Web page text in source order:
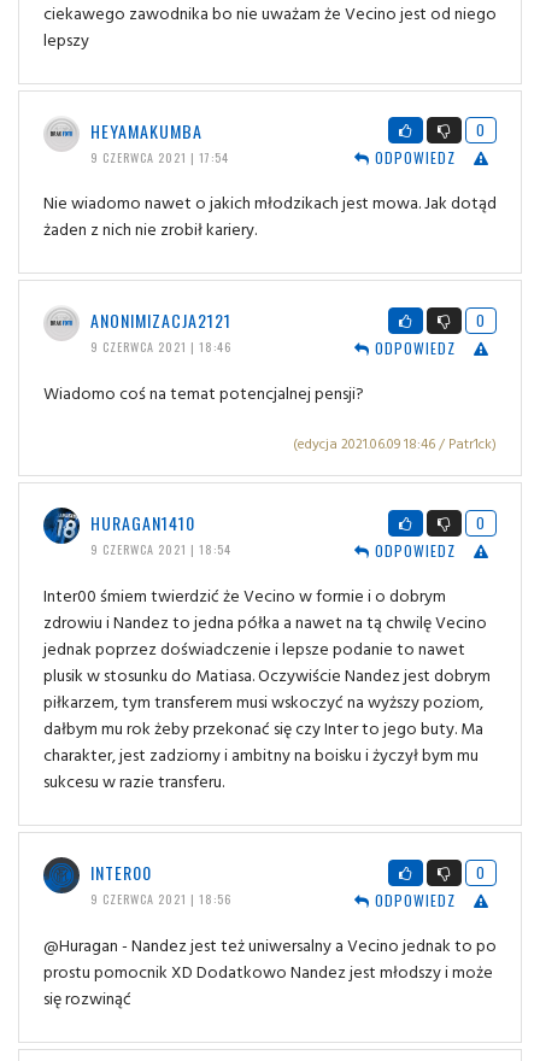
ciekawego zawodnika bo nie uważam że Vecino jest od niego
lepszy
HEYAMAKUMBA
9 CZERWCA 2021 | 17:54
0
ODPOWIEDZ
Nie wiadomo nawet o jakich młodzikach jest mowa. Jak dotąd
żaden z nich nie zrobił kariery.
ANONIMIZACJA2121
9 CZERWCA 2021 | 18:46
0
ODPOWIEDZ
Wiadomo coś na temat potencjalnej pensji?
(edycja 2021.06.09 18:46 / Patr1ck)
HURAGAN1410
9 CZERWCA 2021 | 18:54
0
ODPOWIEDZ
Inter00 śmiem twierdzić że Vecino w formie i o dobrym
zdrowiu i Nandez to jedna półka a nawet na tą chwilę Vecino
jednak poprzez doświadczenie i lepsze podanie to nawet
plusik w stosunku do Matiasa. Oczywiście Nandez jest dobrym
piłkarzem, tym transferem musi wskoczyć na wyższy poziom,
dałbym mu rok żeby przekonać się czy Inter to jego buty. Ma
charakter, jest zadziorny i ambitny na boisku i życzył bym mu
sukcesu w razie transferu.
INTER00
9 CZERWCA 2021 | 18:56
0
ODPOWIEDZ
@Huragan - Nandez jest też uniwersalny a Vecino jednak to po
prostu pomocnik XD Dodatkowo Nandez jest młodszy i może
się rozwinąć